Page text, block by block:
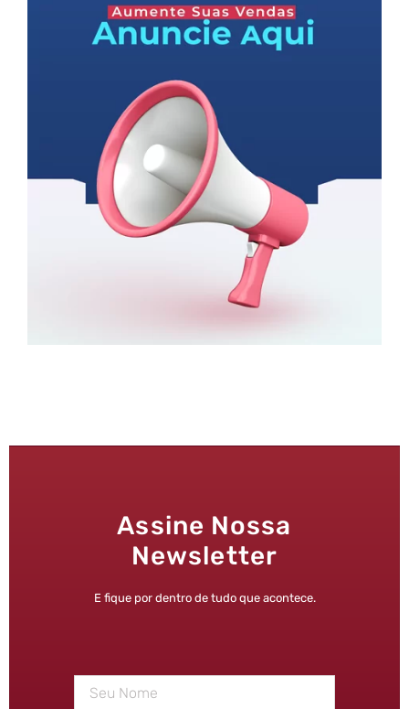
Assine Nossa
Newsletter
E fique por dentro de tudo que acontece.